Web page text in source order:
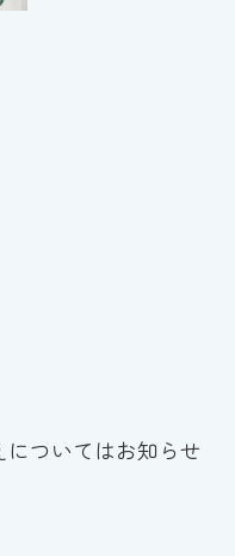
ついてはお知らせ